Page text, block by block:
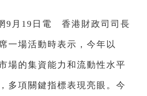
9月19日電 香港財政司司長
一場活動時表示，今年以
場的集資能力和流動性水平
多項關鍵指標表現亮眼。今